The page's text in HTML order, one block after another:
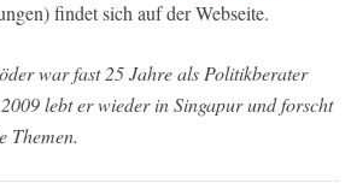
findet sich auf der Webseite.
war fast 25 Jahre als Politikberater
lebt er wieder in Singapur und forscht
Themen.